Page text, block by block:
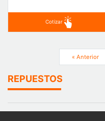
Cotizar
« Anterior
REPUESTOS